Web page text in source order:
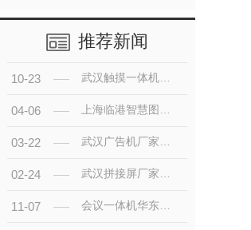
推荐新闻
10-23
04-06
03-22
02-24
11-07